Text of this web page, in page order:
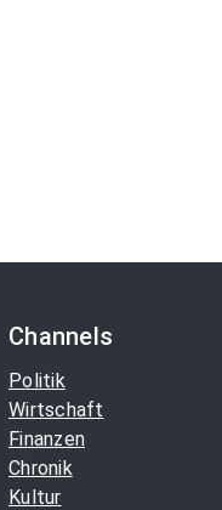
Channels
Politik
Wirtschaft
Finanzen
Chronik
Kultur